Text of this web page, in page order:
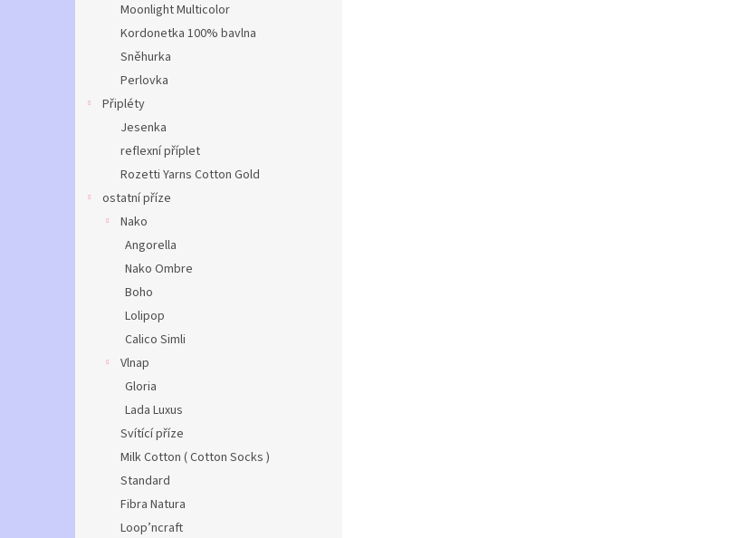
Moonlight Multicolor
Kordonetka 100% bavlna
Sněhurka
Perlovka
Připléty
Jesenka
reflexní příplet
Rozetti Yarns Cotton Gold
ostatní příze
Nako
Angorella
Nako Ombre
Boho
Lolipop
Calico Simli
Vlnap
Gloria
Lada Luxus
Svítící příze
Milk Cotton ( Cotton Socks )
Standard
Fibra Natura
Loop’ncraft